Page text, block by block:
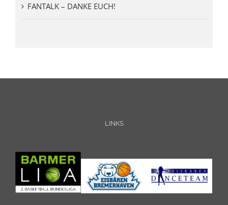
FANTALK – DANKE EUCH!
LINKS